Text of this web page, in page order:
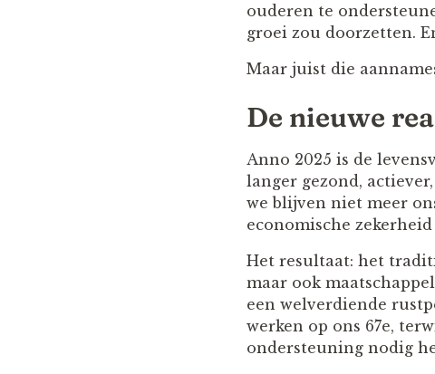
ouderen te
groei zou doorzetten.
Maar juist die
De nieuwe
Anno 2025 is de
langer gezond,
we blijven niet meer
economische
Het resultaat: het
maar ook
een welverdiende
werken op ons 67e,
ondersteuning nodig